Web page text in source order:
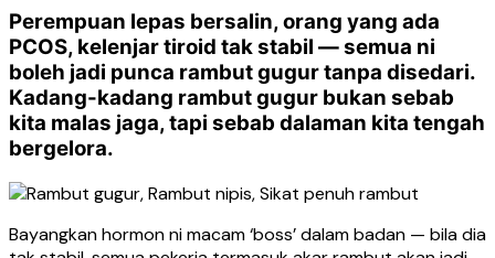
Perempuan lepas bersalin, orang yang ada
PCOS, kelenjar tiroid tak stabil — semua ni
boleh jadi punca rambut gugur tanpa disedari.
Kadang-kadang rambut gugur bukan sebab
kita malas jaga, tapi sebab dalaman kita tengah
bergelora.
Bayangkan hormon ni macam ‘boss’ dalam badan — bila dia